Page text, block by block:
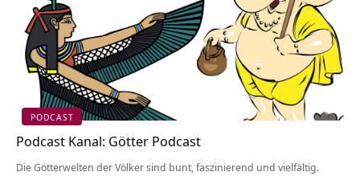
PODCAST
Podcast Kanal: Götter Podcast
Die Götterwelten der Völker sind bunt, faszinierend und vielfältig.